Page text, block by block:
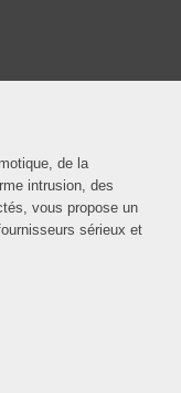
de la
intrusion, des
vous propose un
sérieux et